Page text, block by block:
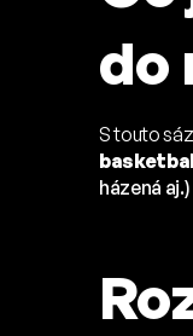
do
S touto
házená aj.)